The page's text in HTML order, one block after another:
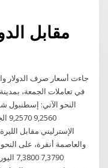
مقابل
جاءت أسعار صرف الدولار
في تعاملات الجمعة،
الإسترليني مقابل
والعاصمة أنقرة، على